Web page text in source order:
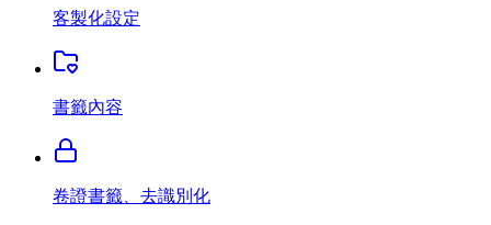
客製化設定
書籤內容
卷證書籤、去識別化